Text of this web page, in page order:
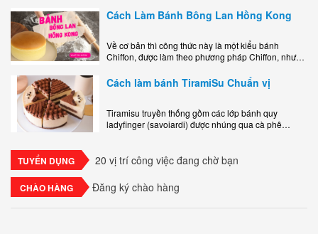
phô mai béo ngậy kéo sợimùi Khoai..
Về cơ bản thì công thức này là một kiểu bánh
nướng trong khuôn tròn hoàn toàn ổn. Bánh rất
Tiramisu truyền thống gồm các lớp bánh quy
mai mascarpone, trứng và..
TUYỂN DỤNG